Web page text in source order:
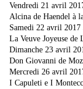
Vendredi 21 avril
Alcina de Haendel à
Samedi 22 avril 2017
La Veuve Joyeuse de
Dimanche 23 avril
Don Giovanni de
Mercredi 26 avril
I Capuleti e I